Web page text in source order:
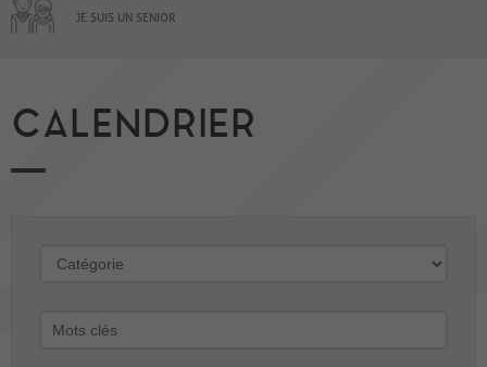
JE SUIS UN SENIOR
CALENDRIER